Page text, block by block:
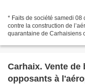
* Faits de société samedi 08
contre la construction de
quarantaine de Carhaisiens
Carhaix. Vente
opposants à